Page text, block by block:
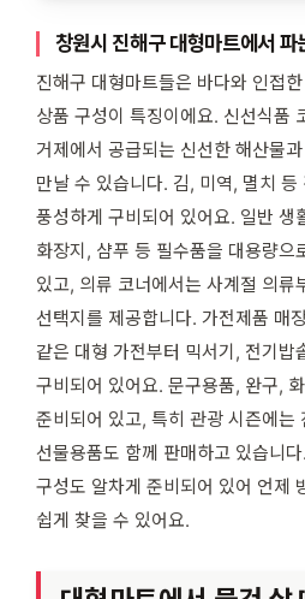
창원시 진해구 대형마트에서 파
진해구 대형마트들은 바다와 인접
상품 구성이 특징이에요. 신선식품
거제에서 공급되는 신선한 해산물
만날 수 있습니다. 김, 미역, 멸치 등
풍성하게 구비되어 있어요. 일반 생
화장지, 샴푸 등 필수품을 대용량으
있고, 의류 코너에서는 사계절 의류
선택지를 제공합니다. 가전제품 매
같은 대형 가전부터 믹서기, 전기밥
구비되어 있어요. 문구용품, 완구,
준비되어 있고, 특히 관광 시즌에는
선물용품도 함께 판매하고 있습니
구성도 알차게 준비되어 있어 언제
쉽게 찾을 수 있어요.